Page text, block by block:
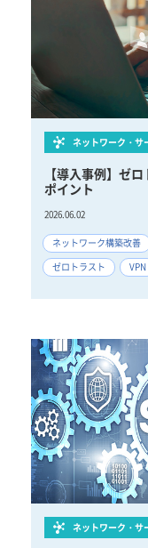
ネットワーク・サ
【導入事例】ゼ
ポイント
2026.06.02
ネットワーク構築改善
ゼロトラスト
VPN
ネットワーク・サ